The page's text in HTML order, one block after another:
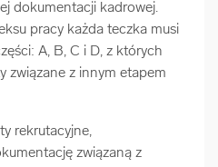
dokumentacji kadrowej.
pracy każda teczka musi
A, B, C i D, z których
związane z innym etapem
rekrutacyjne,
związaną z